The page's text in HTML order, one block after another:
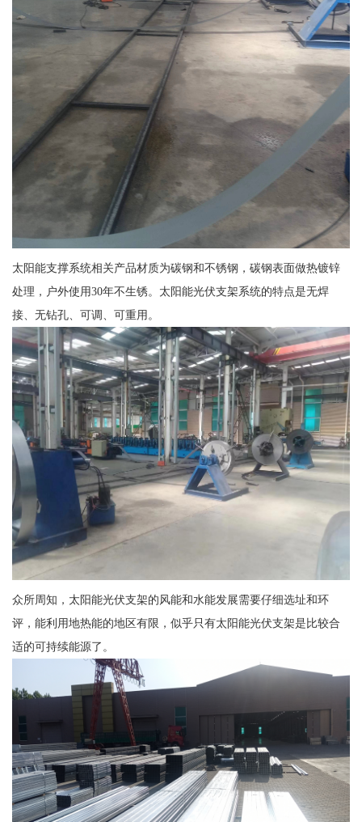
太阳能支撑系统相关产品材质为碳钢和不锈钢，碳钢表面做热镀锌
处理，户外使用30年不生锈。太阳能光伏支架系统的特点是无焊
接、无钻孔、可调、可重用。
众所周知，太阳能光伏支架的风能和水能发展需要仔细选址和环
评，能利用地热能的地区有限，似乎只有太阳能光伏支架是比较合
适的可持续能源了。